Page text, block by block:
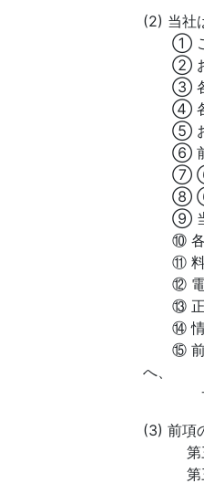
(2) 当社
① ご予
② お客
③ 各種
④ 各種
⑤ お客
⑥ 前項
⑦ ⑥の
⑧ ⑥の
⑨ 当社
⑩ 各履
⑪ 料金
⑫ 電話
⑬ 正確
⑭ 情報
⑮ 前項
へ、
サー
(3) 前項
第三者
第三者